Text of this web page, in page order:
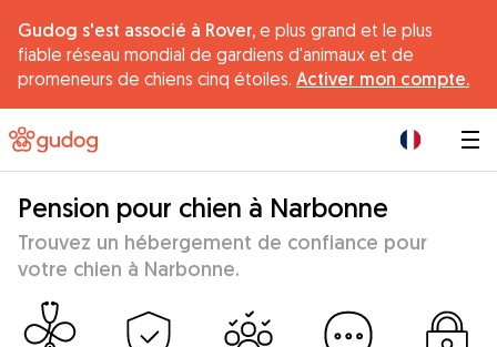
Gudog s'est associé à Rover, e plus grand et le plus
fiable réseau mondial de gardiens d'animaux et de
promeneurs de chiens cinq étoiles. Activer mon compte.
Pension pour chien à Narbonne
Trouvez un hébergement de confiance pour
votre chien à Narbonne.